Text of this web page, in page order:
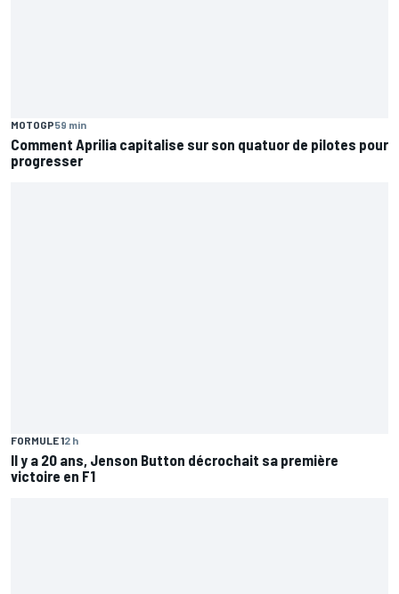
MOTOGP59 min
Comment Aprilia capitalise sur son quatuor de pilotes pour
progresser
FORMULE 12 h
Il y a 20 ans, Jenson Button décrochait sa première
victoire en F1